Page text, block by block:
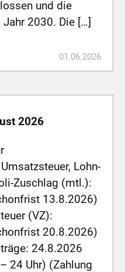
und die
2030. Die […]
01.06.2026
2026
Lohn-
Zuschlag (mtl.):
13.8.2026)
(VZ):
20.8.2026)
24.8.2026
24 Uhr) (Zahlung